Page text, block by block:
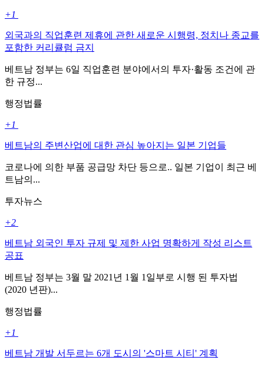
+1
외국과의 직업훈련 제휴에 관한 새로운 시행령, 정치나 종교를
포함한 커리큘럼 금지
베트남 정부는 6일 직업훈련 분야에서의 투자·활동 조건에 관
한 규정...
행정법률
+1
베트남의 주변산업에 대한 관심 높아지는 일본 기업들
코로나에 의한 부품 공급망 차단 등으로.. 일본 기업이 최근 베
트남의...
투자뉴스
+2
베트남 외국인 투자 규제 및 제한 사업 명확하게 작성 리스트
공표
베트남 정부는 3월 말 2021년 1월 1일부로 시행 된 투자법
(2020 년판)...
행정법률
+1
베트남 개발 서두르는 6개 도시의 '스마트 시티' 계획